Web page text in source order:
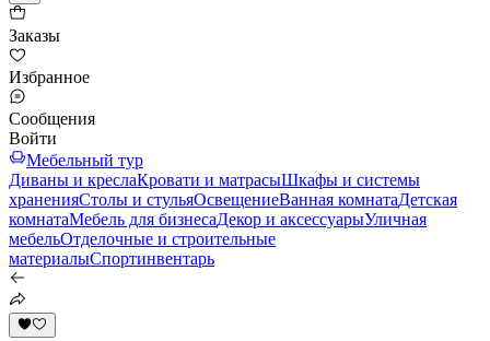
Заказы
Избранное
Сообщения
Войти
Мебельный тур
Диваны и креслаКровати и матрасыШкафы и системы
храненияСтолы и стульяОсвещениеВанная комнатаДетская
комнатаМебель для бизнесаДекор и аксессуарыУличная
мебельОтделочные и строительные
материалыСпортинвентарь